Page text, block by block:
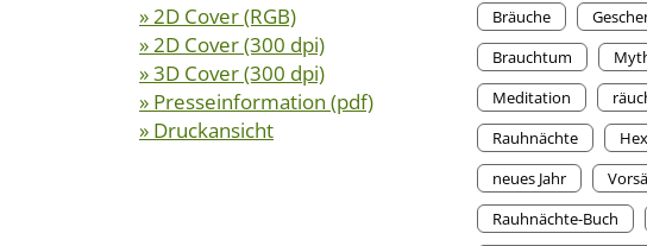
» 2D Cover (RGB)
» 2D Cover (300 dpi)
» 3D Cover (300 dpi)
» Presseinformation (pdf)
» Druckansicht
Bräuche
Brauchtum
Meditation
Rauhnächte
neues Jahr
Rauhnächte-Buch